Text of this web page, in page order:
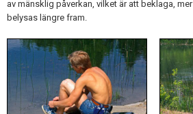
av mänsklig påverkan, vilket är att beklaga,
belysas längre fram.